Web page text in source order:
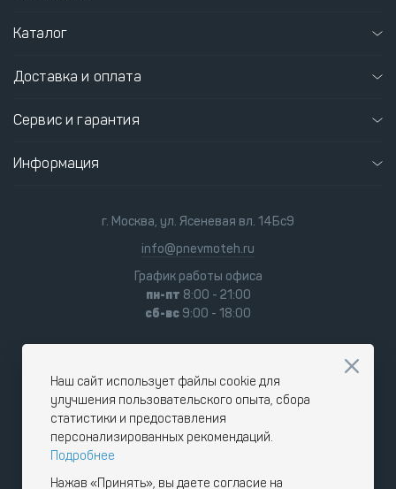
Каталог
Доставка и оплата
Сервис и гарантия
Информация
г. Москва, ул. Ясеневая вл. 14Бс9
info@pnevmoteh.ru
График работы офиса
пн-пт 8:00 - 21:00
сб-вс 9:00 - 18:00
Наш сайт использует файлы cookie для
улучшения пользовательского опыта, сбора
статистики и предоставления
персонализированных рекомендаций.
Подробнее
Нажав «Принять», вы даете согласие на